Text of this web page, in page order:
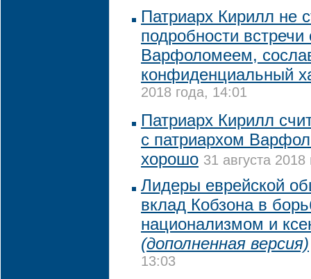
Патриарх Кирилл не
подробности
Варфоломеем,
конфиденциальный
2018 года, 14:01
Патриарх Кирилл
с патриархом
хорошо 31 августа
Лидеры еврейской
вклад Кобзона в
национализмом и
(дополненная версия)
13:03